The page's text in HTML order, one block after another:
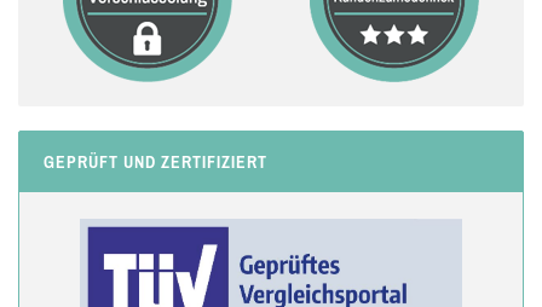
GEPRÜFT UND ZERTIFIZIERT